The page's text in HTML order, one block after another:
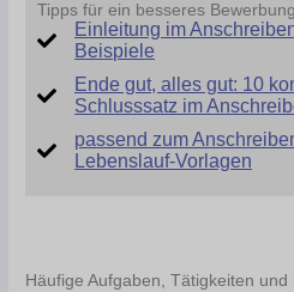
Tipps für ein besseres
Einleitung im
Beispiele
Ende gut, alles gut: 10
Schlusssatz im
passend zum
Lebenslauf-Vorlagen
Häufige Aufgaben, Tätigkeiten